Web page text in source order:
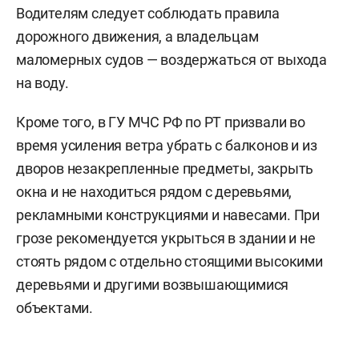
Водителям следует соблюдать правила
дорожного движения, а владельцам
маломерных судов — воздержаться от выхода
на воду.
Кроме того, в ГУ МЧС РФ по РТ призвали во
время усиления ветра убрать с балконов и из
дворов незакрепленные предметы, закрыть
окна и не находиться рядом с деревьями,
рекламными конструкциями и навесами. При
грозе рекомендуется укрыться в здании и не
стоять рядом с отдельно стоящими высокими
деревьями и другими возвышающимися
объектами.